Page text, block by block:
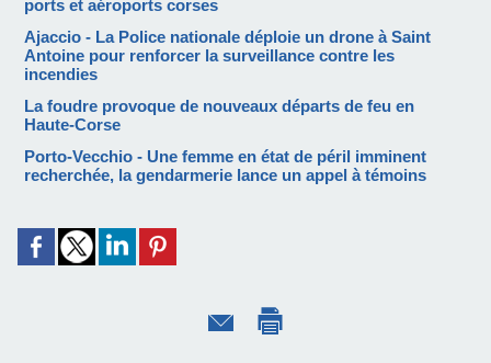
ports et aéroports corses
Ajaccio - La Police nationale déploie un drone à Saint
Antoine pour renforcer la surveillance contre les
incendies
La foudre provoque de nouveaux départs de feu en
Haute-Corse
Porto-Vecchio - Une femme en état de péril imminent
recherchée, la gendarmerie lance un appel à témoins